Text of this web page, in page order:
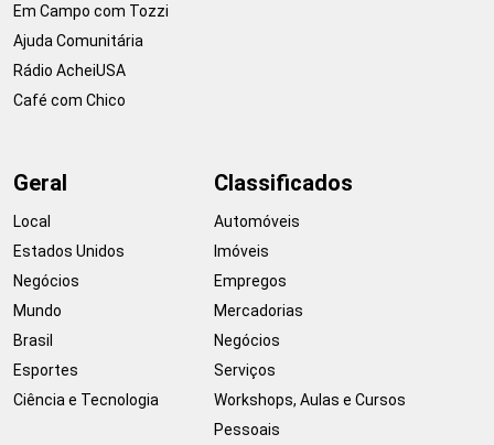
Em Campo com Tozzi
Ajuda Comunitária
Rádio AcheiUSA
Café com Chico
Geral
Local
Estados Unidos
Negócios
Mundo
Brasil
Esportes
Ciência e Tecnologia
Classificados
Automóveis
Imóveis
Empregos
Mercadorias
Negócios
Serviços
Workshops, Aulas e Cursos
Pessoais